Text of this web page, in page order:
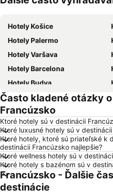
Hotely Košice
Hotely Palermo
Hotely Varšava
Hotely Barcelona
Hotely Budva
Hotely Naples
Hotely Vysoké Tatry
Hotely Gdansk
Hotely Tropea
Hotely Lignano Sabbiadoro
Hotely Slovinsko
Hotely Balaton
Často kladené otázky
Francúzsko
Ktoré hotely sú v destinácii
Ktoré luxusné hotely sú v
Ktoré hotely, ktoré sú priateľské k
destinácii Francúzsko najlepšie?
Ktoré wellness hotely sú v
Ktoré hotely s bazénom sú v
Francúzsko - Ďalšie
destinácie